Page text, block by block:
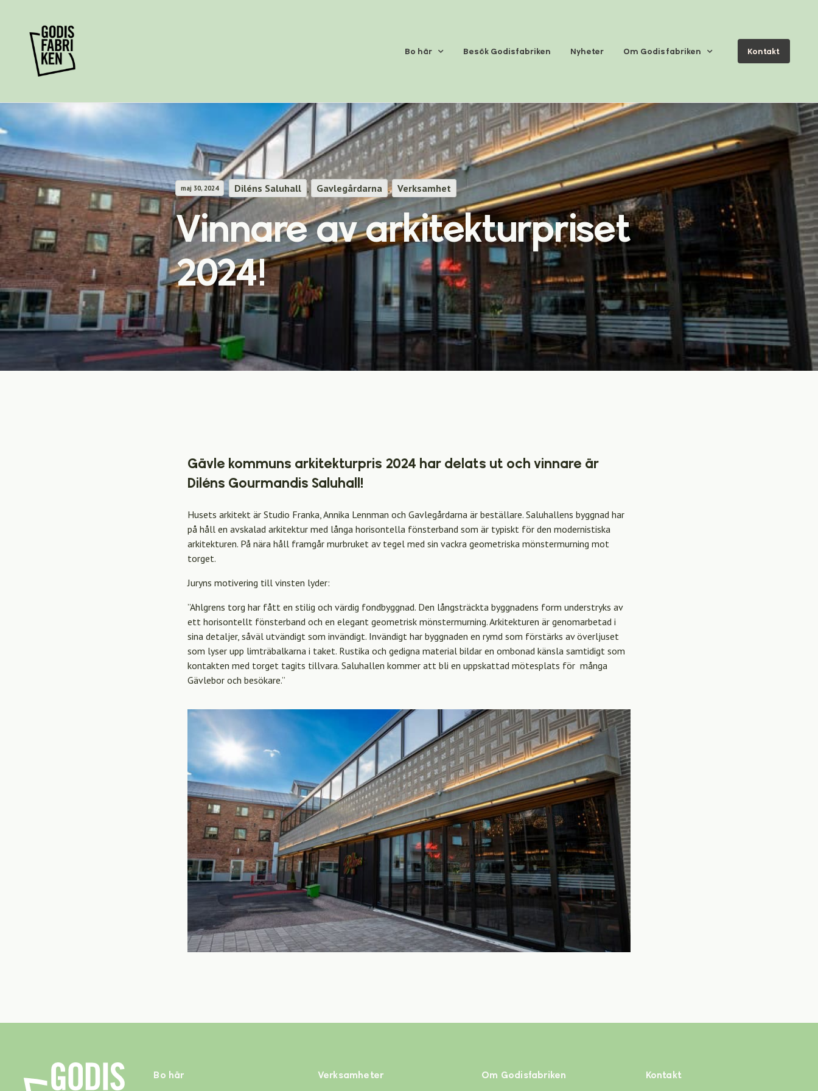
Bo här Besök Godisfabriken Nyheter Om Godisfabriken Kontakt
maj 30, 2024 Diléns Saluhall , Gavlegårdarna , Verksamhet
Vinnare av arkitekturpriset
2024!
Gävle kommuns arkitekturpris 2024 har delats ut och vinnare är
Diléns Gourmandis Saluhall!
Husets arkitekt är Studio Franka, Annika Lennman och Gavlegårdarna är beställare. Saluhallens byggnad har
på håll en avskalad arkitektur med långa horisontella fönsterband som är typiskt för den modernistiska
arkitekturen. På nära håll framgår murbruket av tegel med sin vackra geometriska mönstermurning mot
torget.
Juryns motivering till vinsten lyder:
”Ahlgrens torg har fått en stilig och värdig fondbyggnad. Den långsträckta byggnadens form understryks av
ett horisontellt fönsterband och en elegant geometrisk mönstermurning. Arkitekturen är genomarbetad i
sina detaljer, såväl utvändigt som invändigt. Invändigt har byggnaden en rymd som förstärks av överljuset
som lyser upp limträbalkarna i taket. Rustika och gedigna material bildar en ombonad känsla samtidigt som
kontakten med torget tagits tillvara. Saluhallen kommer att bli en uppskattad mötesplats för många
Gävlebor och besökare.”
Bo här Verksamheter Om Godisfabriken Kontakt